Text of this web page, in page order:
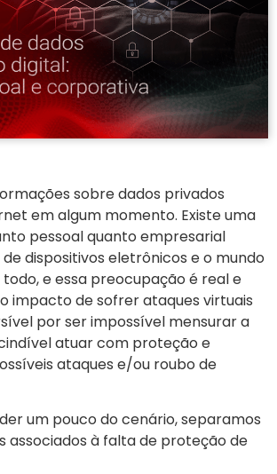
sobre dados privados
em algum momento. Existe uma
pessoal quanto empresarial
dispositivos eletrônicos e o mundo
e essa preocupação é real e
impacto de sofrer ataques virtuais
por ser impossível mensurar a
atuar com proteção e
ataques e/ou roubo de
um pouco do cenário, separamos
associados à falta de proteção de